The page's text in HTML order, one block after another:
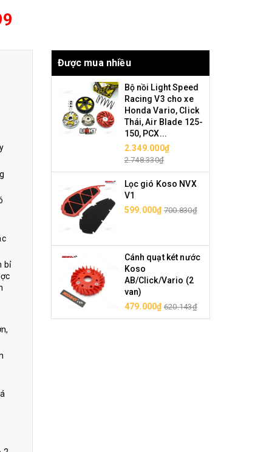
bỉ
Được mua nhiều
Bộ nồi Light Speed
Racing V3 cho xe
Honda Vario, Click
Thái, Air Blade 125-
150, PCX...
2.349.000₫
2.748.330₫
Lọc gió Koso NVX
V1
599.000₫ 700.830₫
Cánh quạt két nước
Koso
AB/Click/Vario (2
van)
479.000₫ 620.143₫